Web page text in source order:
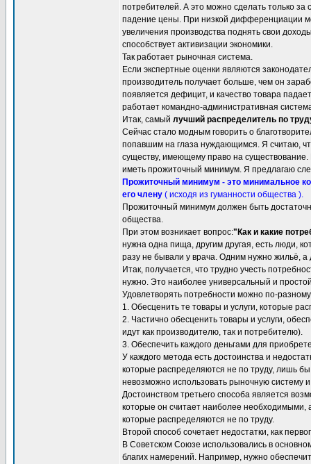
потребителей. А это можно сделать только
падение цены. При низкой дифференциации
увеличения производства поднять свои
способствует активизации экономики.
Так работает рыночная система.
Если экспертные оценки являются
производитель получает больше, чем он
появляется дефицит, и качество товара
работает командно-административная
Итак, самый лучший распределитель по
Сейчас стало модным говорить о
попавшим на глаза нуждающимся. Я считаю,
существу, имеющему право на
иметь прожиточный минимум. Я предлагаю
Прожиточный минимум - это минимальное
его члену ( исходя из гуманности общества ).
Прожиточный минимум должен быть
общества.
При этом возникает вопрос:"Как и какие
нужна одна пища, другим другая, есть люди,
разу не бывали у врача. Одним нужно жильё, а
Итак, получается, что трудно учесть
нужно. Это наиболее универсальный и
Удовлетворять потребности можно по-
1. Обесценить те товары и услуги, которые
2. Частично обесценить товары и услуги,
идут как производителю, так и потребителю).
3. Обеспечить каждого деньгами для
У каждого метода есть достоинства и
которые распределяются не по труду, лишь
невозможно использовать рыночную систему
Достоинством третьего способа является
которые он считает наиболее необходимыми,
которые распределяются не по труду.
Второй способ сочетает недостатки, как
В Советском Союзе использовались в
благих намерений. Например, нужно